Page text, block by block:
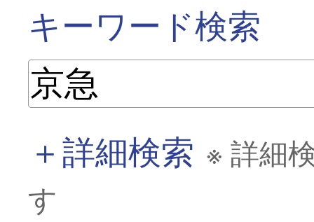
キーワード検索
＋詳細検索 ※ 詳細
す